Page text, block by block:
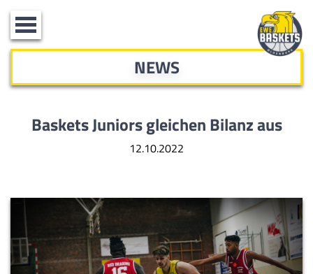
Toggle
navigation
NEWS
Baskets Juniors gleichen Bilanz aus
12.10.2022